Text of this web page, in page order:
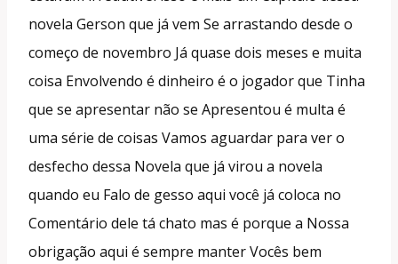
novela Gerson que já vem Se arrastando desde o
começo de novembro Já quase dois meses e muita
coisa Envolvendo é dinheiro é o jogador que Tinha
que se apresentar não se Apresentou é multa é
uma série de coisas Vamos aguardar para ver o
desfecho dessa Novela que já virou a novela
quando eu Falo de gesso aqui você já coloca no
Comentário dele tá chato mas é porque a Nossa
obrigação aqui é sempre manter Vocês bem